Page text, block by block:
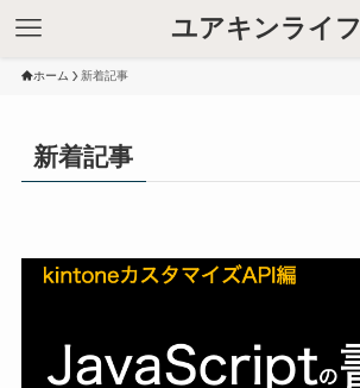
ユアキンライフ
ホーム 新着記事
新着記事